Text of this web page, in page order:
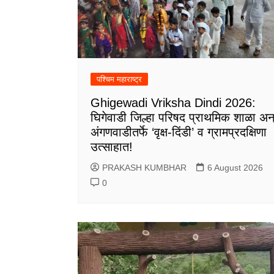
पश्चिम महाराष्ट्र
Ghigewadi Vriksha Dindi 2026:
घिगेवाडी जिल्हा परिषद प्राथमिक शाळा अन्
अंगणवाडीतर्फे ‘वृक्ष-दिंडी’ व ग्रामप्रदक्षिणा
उत्साहात!
PRAKASH KUMBHAR
6 August 2026
0